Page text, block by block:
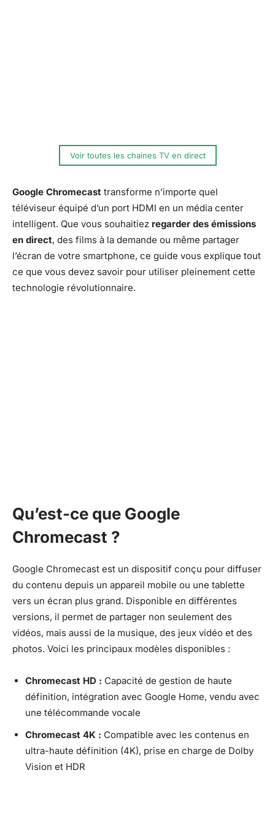
Voir toutes les chaines TV en direct
Google Chromecast transforme n’importe quel
téléviseur équipé d’un port HDMI en un média center
intelligent. Que vous souhaitiez regarder des émissions
en direct, des films à la demande ou même partager
l’écran de votre smartphone, ce guide vous explique tout
ce que vous devez savoir pour utiliser pleinement cette
technologie révolutionnaire.
Qu’est-ce que Google
Chromecast ?
Google Chromecast est un dispositif conçu pour diffuser
du contenu depuis un appareil mobile ou une tablette
vers un écran plus grand. Disponible en différentes
versions, il permet de partager non seulement des
vidéos, mais aussi de la musique, des jeux vidéo et des
photos. Voici les principaux modèles disponibles :
Chromecast HD : Capacité de gestion de haute
définition, intégration avec Google Home, vendu avec
une télécommande vocale
Chromecast 4K : Compatible avec les contenus en
ultra-haute définition (4K), prise en charge de Dolby
Vision et HDR